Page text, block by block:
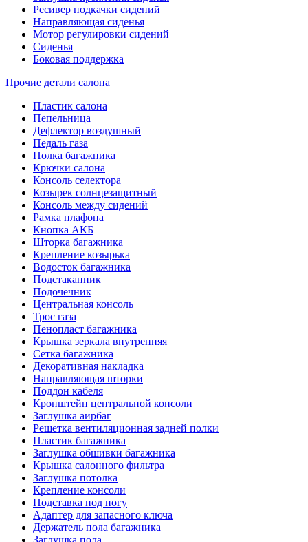
Ресивер подкачки сидений
Направляющая сиденья
Мотор регулировки сидений
Сиденья
Боковая поддержка
Прочие детали салона
Пластик салона
Пепельница
Дефлектор воздушный
Педаль газа
Полка багажника
Крючки салона
Консоль селектора
Козырек солнцезащитный
Консоль между сидений
Рамка плафона
Кнопка АКБ
Шторка багажника
Крепление козырька
Водосток багажника
Подстаканник
Подочечник
Центральная консоль
Трос газа
Пенопласт багажника
Крышка зеркала внутренняя
Сетка багажника
Декоративная накладка
Направляющая шторки
Поддон кабеля
Кронштейн центральной консоли
Заглушка аирбаг
Решетка вентиляционная задней полки
Пластик багажника
Заглушка обшивки багажника
Крышка салонного фильтра
Заглушка потолка
Крепление консоли
Подставка под ногу
Адаптер для запасного ключа
Держатель пола багажника
Заглушка пола